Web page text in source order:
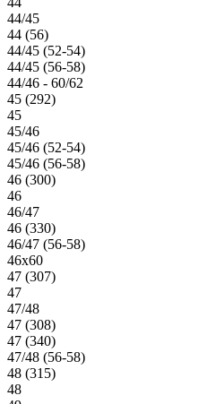
44/45
44 (56)
44/45 (52-54)
44/45 (56-58)
44/46 - 60/62
45 (292)
45
45/46
45/46 (52-54)
45/46 (56-58)
46 (300)
46
46/47
46 (330)
46/47 (56-58)
46х60
47 (307)
47
47/48
47 (308)
47 (340)
47/48 (56-58)
48 (315)
48